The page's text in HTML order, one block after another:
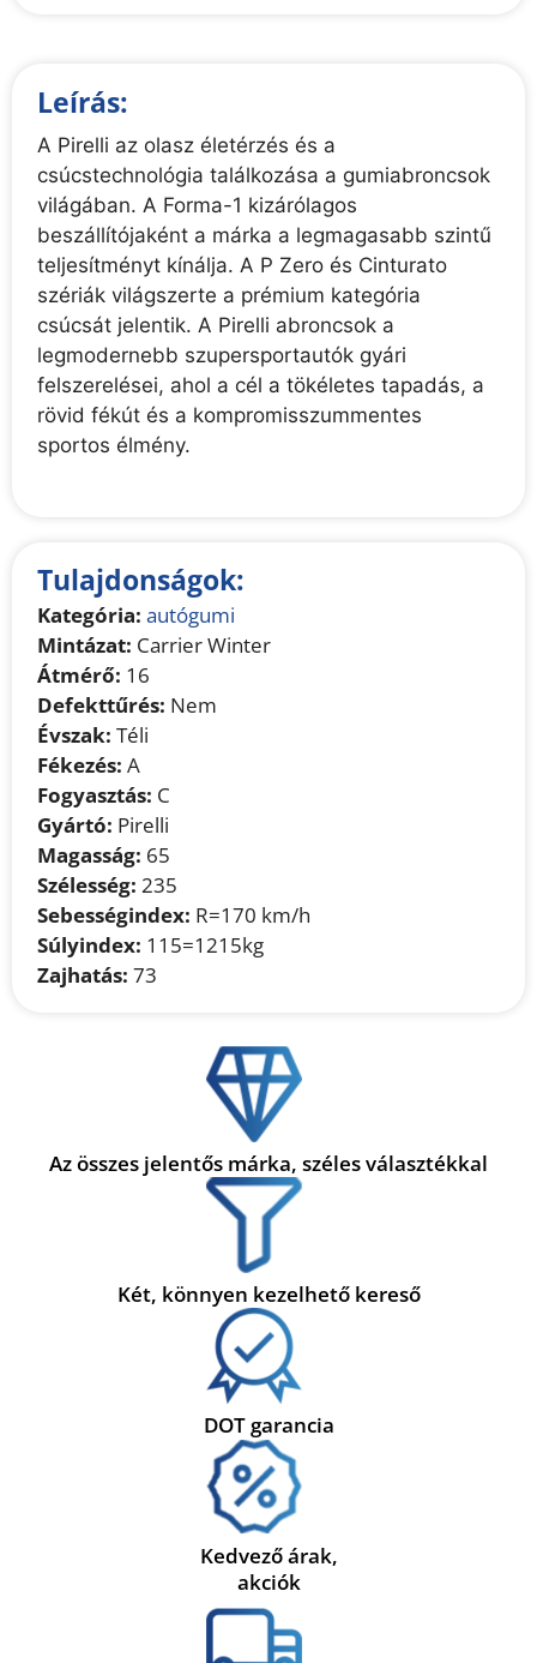
Leírás:
A Pirelli az olasz életérzés és a
csúcstechnológia találkozása a gumiabroncsok
világában. A Forma-1 kizárólagos
beszállítójaként a márka a legmagasabb szintű
teljesítményt kínálja. A P Zero és Cinturato
szériák világszerte a prémium kategória
csúcsát jelentik. A Pirelli abroncsok a
legmodernebb szupersportautók gyári
felszerelései, ahol a cél a tökéletes tapadás, a
rövid fékút és a kompromisszummentes
sportos élmény.
Tulajdonságok:
Kategória: autógumi
Mintázat: Carrier Winter
Átmérő: 16
Defekttűrés: Nem
Évszak: Téli
Fékezés: A
Fogyasztás: C
Gyártó: Pirelli
Magasság: 65
Szélesség: 235
Sebességindex: R=170 km/h
Súlyindex: 115=1215kg
Zajhatás: 73
Az összes jelentős márka, széles választékkal
Két, könnyen kezelhető kereső
DOT garancia
Kedvező árak,
akciók